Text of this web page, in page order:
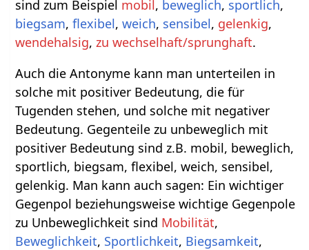
sind zum Beispiel mobil, beweglich, sportlich,
biegsam,flexibel,weich, sensibel, gelenkig,
wendehalsig,zu wechselhaft/sprunghaft.
Auch die Antonyme kann man unterteilen in
solche mit positiver Bedeutung, die für
Tugenden stehen, und solche mit negativer
Bedeutung. Gegenteile zu unbeweglich mit
positiver Bedeutung sind z.B. mobil, beweglich,
sportlich, biegsam, flexibel, weich, sensibel,
gelenkig. Man kann auch sagen: Ein wichtiger
Gegenpol beziehungsweise wichtige Gegenpole
zu Unbeweglichkeit sind Mobilität,
Beweglichkeit, Sportlichkeit, Biegsamkeit,